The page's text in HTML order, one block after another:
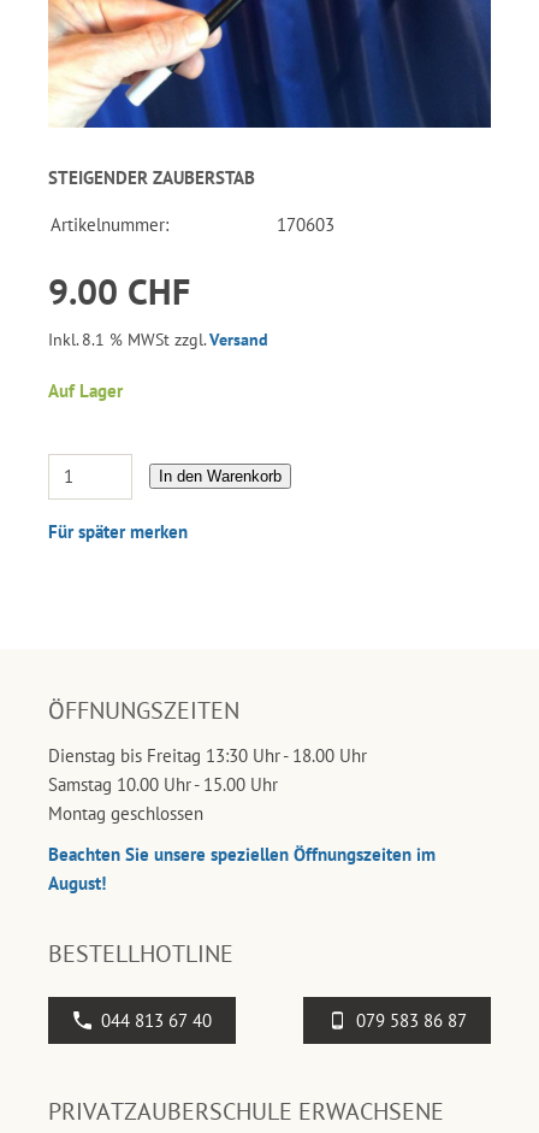
STEIGENDER ZAUBERSTAB
Artikelnummer: 170603
9.00 CHF
Inkl. 8.1 % MWSt zzgl.Versand
Auf Lager
In den Warenkorb
Für später merken
ÖFFNUNGSZEITEN
Dienstag bis Freitag 13:30 Uhr - 18.00 Uhr
Samstag 10.00 Uhr - 15.00 Uhr
Montag geschlossen
Beachten Sie unsere speziellen Öffnungszeiten im
August!
BESTELLHOTLINE
044 813 67 40 079 583 86 87
PRIVATZAUBERSCHULE ERWACHSENE